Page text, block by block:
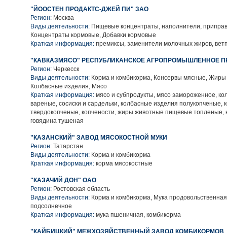
"ЙООСТЕН ПРОДАКТС-ДЖЕЙ ПИ" ЗАО
Регион: Москва
Виды деятельности: Пищевые концентраты, наполнители,
Концентраты кормовые, Добавки кормовые
Краткая информация: премиксы, заменители молочных жиров,
"КАВКАЗМЯСО" РЕСПУБЛИКАНСКОЕ АГРОПРОМЫШЛЕННОЕ
Регион: Черкесск
Виды деятельности: Корма и комбикорма, Консервы мясные,
Колбасные изделия, Мясо
Краткая информация: мясо и субпродукты, мясо замороженное,
вареные, сосиски и сардельки, колбасные изделия полукопченые,
твердокопченые, копчености, жиры животные пищевые топленые,
говядина тушеная
"КАЗАНСКИЙ" ЗАВОД МЯСОКОСТНОЙ МУКИ
Регион: Татарстан
Виды деятельности: Корма и комбикорма
Краткая информация: корма мясокостные
"КАЗАЧИЙ ДОН" ОАО
Регион: Ростовская область
Виды деятельности: Корма и комбикорма, Мука
подсолнечное
Краткая информация: мука пшеничная, комбикорма
"КАЙБИЦКИЙ" МЕЖХОЗЯЙСТВЕННЫЙ ЗАВОД КОМБИКОРМОВ